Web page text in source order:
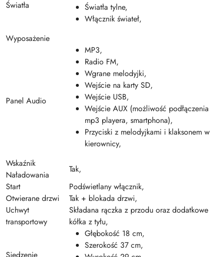
Światła
Światła tylne,
Włącznik świateł,
Wyposażenie
Panel Audio
MP3,
Radio FM,
Wgrane melodyjki,
Wejście na karty SD,
Wejście USB,
Wejście AUX (możliwość podłączenia
mp3 playera, smartphona),
Przyciski z melodyjkami i klaksonem w
kierownicy,
Wskaźnik
Naładowania
Tak,
Start
Podświetlany włącznik,
Otwierane drzwi
Tak + blokada drzwi,
Uchwyt
transportowy
Składana rączka z przodu oraz dodatkowe
kółka z tyłu,
Siedzenie
Głębokość 18 cm,
Szerokość 37 cm,